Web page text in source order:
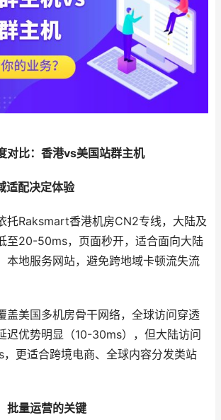
对比：香港vs美国站群主机
适配决定体验
托Raksmart香港机房CN2专线，大陆及
至20-50ms，页面秒开，适合面向大陆
本地服务网站，避免跨地域卡顿流失流
盖美国多机房骨干网络，全球访问穿透
迟优势明显（10-30ms），但大陆访问
更适合跨境电商、全球内容分发类站
批量运营的关键